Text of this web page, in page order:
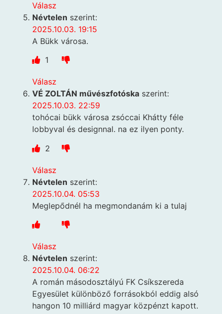
Válasz
Névtelen szerint:
2025.10.03. 19:15
A Bükk városa.
1
Válasz
VÉ ZOLTÁN művészfotóska szerint:
2025.10.03. 22:59
tohócai bükk városa zsóccai Khátty féle
lobbyval és designnal. na ez ilyen ponty.
2
Válasz
Névtelen szerint:
2025.10.04. 05:53
Meglepődnél ha megmondanám ki a tulaj
Válasz
Névtelen szerint:
2025.10.04. 06:22
A román másodosztályú FK Csíkszereda
Egyesület különböző forrásokból eddig alsó
hangon 10 milliárd magyar közpénzt kapott.